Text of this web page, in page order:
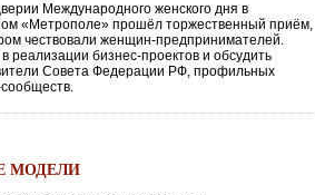
Международного женского дня в
«Метрополе» прошёл торжественный приём,
чествовали женщин-предпринимателей.
реализации бизнес-проектов и обсудить
Совета Федерации РФ, профильных
МОДЕЛИ